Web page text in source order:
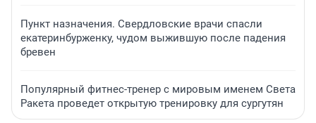
Пункт назначения. Свердловские врачи спасли
екатеринбурженку, чудом выжившую после падения
бревен
Популярный фитнес-тренер с мировым именем Света
Ракета проведет открытую тренировку для сургутян